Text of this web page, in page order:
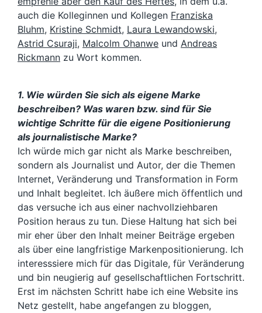
auch die Kolleginnen und Kollegen Franziska
Bluhm, Kristine Schmidt, Laura Lewandowski,
Astrid Csuraji, Malcolm Ohanwe und Andreas
Rickmann zu Wort kommen.
1. Wie würden Sie sich als eigene Marke
beschreiben? Was waren bzw. sind für Sie
wichtige Schritte für die eigene Positionierung
als journalistische Marke?
Ich würde mich gar nicht als Marke beschreiben,
sondern als Journalist und Autor, der die Themen
Internet, Veränderung und Transformation in Form
und Inhalt begleitet. Ich äußere mich öffentlich und
das versuche ich aus einer nachvollziehbaren
Position heraus zu tun. Diese Haltung hat sich bei
mir eher über den Inhalt meiner Beiträge ergeben
als über eine langfristige Markenpositionierung. Ich
interesssiere mich für das Digitale, für Veränderung
und bin neugierig auf gesellschaftlichen Fortschritt.
Erst im nächsten Schritt habe ich eine Website ins
Netz gestellt, habe angefangen zu bloggen,